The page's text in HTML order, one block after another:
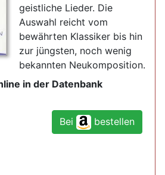
geistliche Lieder. Die
Auswahl reicht vom
bewährten Klassiker bis hin
zur jüngsten, noch wenig
bekannten Neukomposition.
in der Datenbank
Bei
bestellen